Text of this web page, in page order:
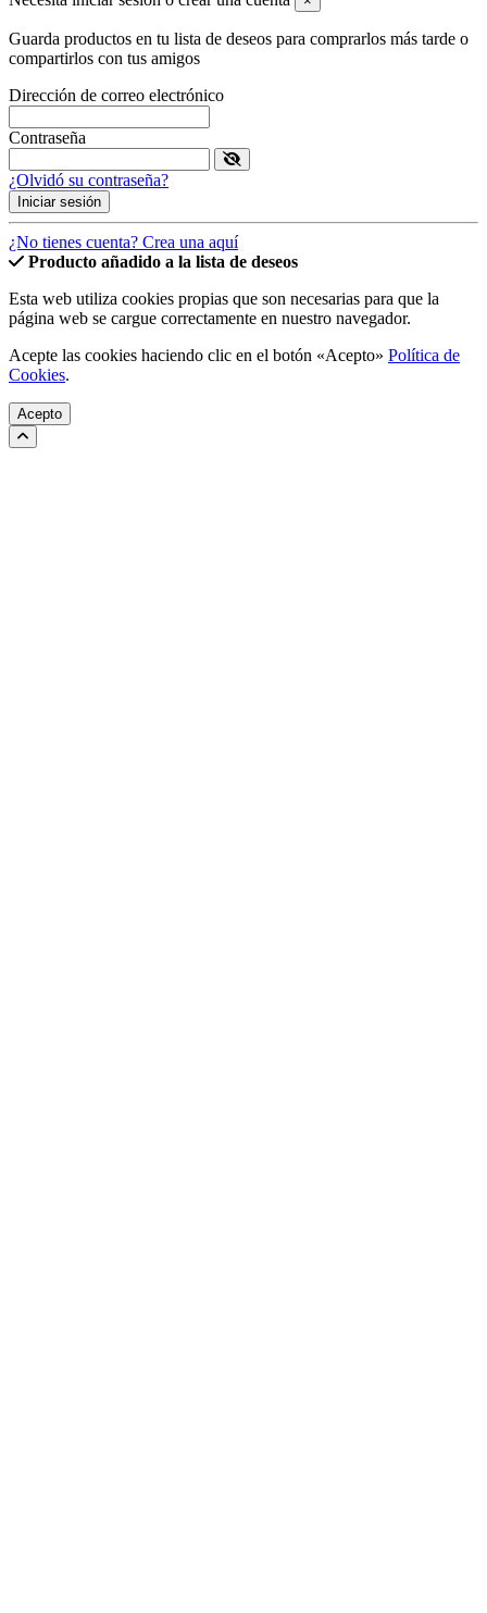
Guarda productos en tu lista de deseos para comprarlos más tarde o
compartirlos con tus amigos
Dirección de correo electrónico
Contraseña
¿Olvidó su contraseña?
Iniciar sesión
¿No tienes cuenta? Crea una aquí
Producto añadido a la lista de deseos
Esta web utiliza cookies propias que son necesarias para que la
página web se cargue correctamente en nuestro navegador.
Acepte las cookies haciendo clic en el botón «Acepto» Política de
Cookies.
Acepto